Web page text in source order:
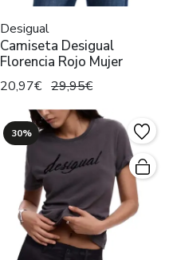
Desigual
Camiseta Desigual
Florencia Rojo Mujer
20,97€ 29,95€
30%